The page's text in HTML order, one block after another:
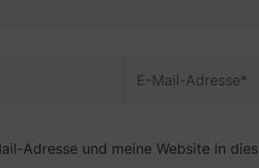
Mail-
Adresse und meine Website in